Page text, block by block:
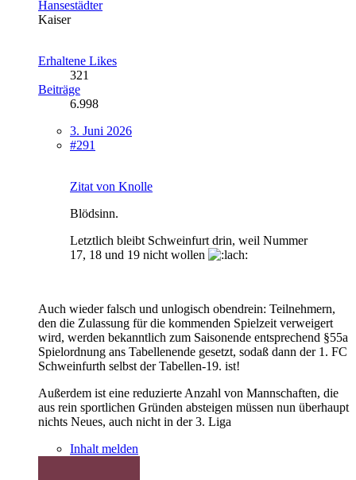
Hansestädter
Kaiser
Erhaltene Likes
321
Beiträge
6.998
3. Juni 2026
#291
Zitat von Knolle
Blödsinn.
Letztlich bleibt Schweinfurt drin, weil Nummer
17, 18 und 19 nicht wollen
Auch wieder falsch und unlogisch obendrein: Teilnehmern,
den die Zulassung für die kommenden Spielzeit verweigert
wird, werden bekanntlich zum Saisonende entsprechend §55a
Spielordnung ans Tabellenende gesetzt, sodaß dann der 1. FC
Schweinfurth selbst der Tabellen-19. ist!
Außerdem ist eine reduzierte Anzahl von Mannschaften, die
aus rein sportlichen Gründen absteigen müssen nun überhaupt
nichts Neues, auch nicht in der 3. Liga
Inhalt melden